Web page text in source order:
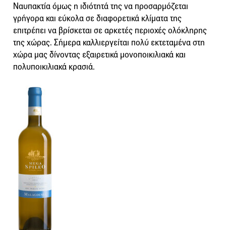
Ναυπακτία όμως η ιδιότητά της να προσαρμόζεται
γρήγορα και εύκολα σε διαφορετικά κλίματα της
επιτρέπει να βρίσκεται σε αρκετές περιοχές ολόκληρης
της χώρας. Σήμερα καλλιεργείται πολύ εκτεταμένα στη
χώρα μας δίνοντας εξαιρετικά μονοποικιλιακά και
πολυποικιλιακά κρασιά.